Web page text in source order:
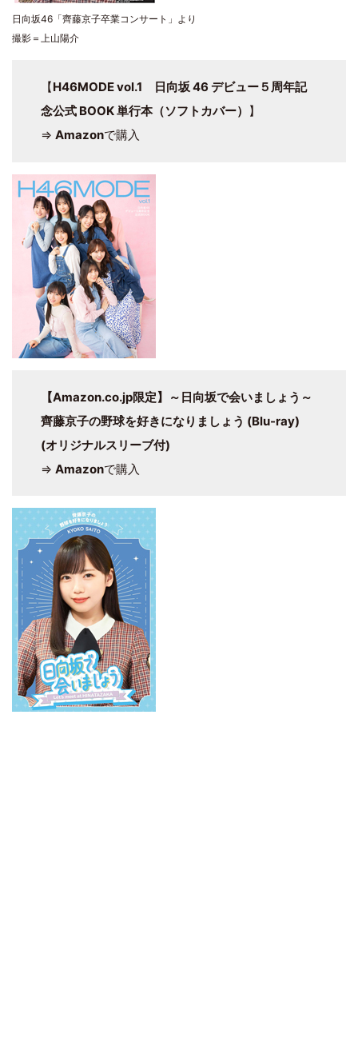
日向坂46「齊藤京子卒業コンサート」より
撮影＝上山陽介
【H46MODE vol.1 日向坂 46 デビュー５周年記
念公式 BOOK 単行本（ソフトカバー） 】
⇒ Amazonで購入
【Amazon.co.jp限定】～日向坂で会いましょう～
齊藤京子の野球を好きになりましょう (Blu-ray)
(オリジナルスリーブ付)
⇒ Amazonで購入